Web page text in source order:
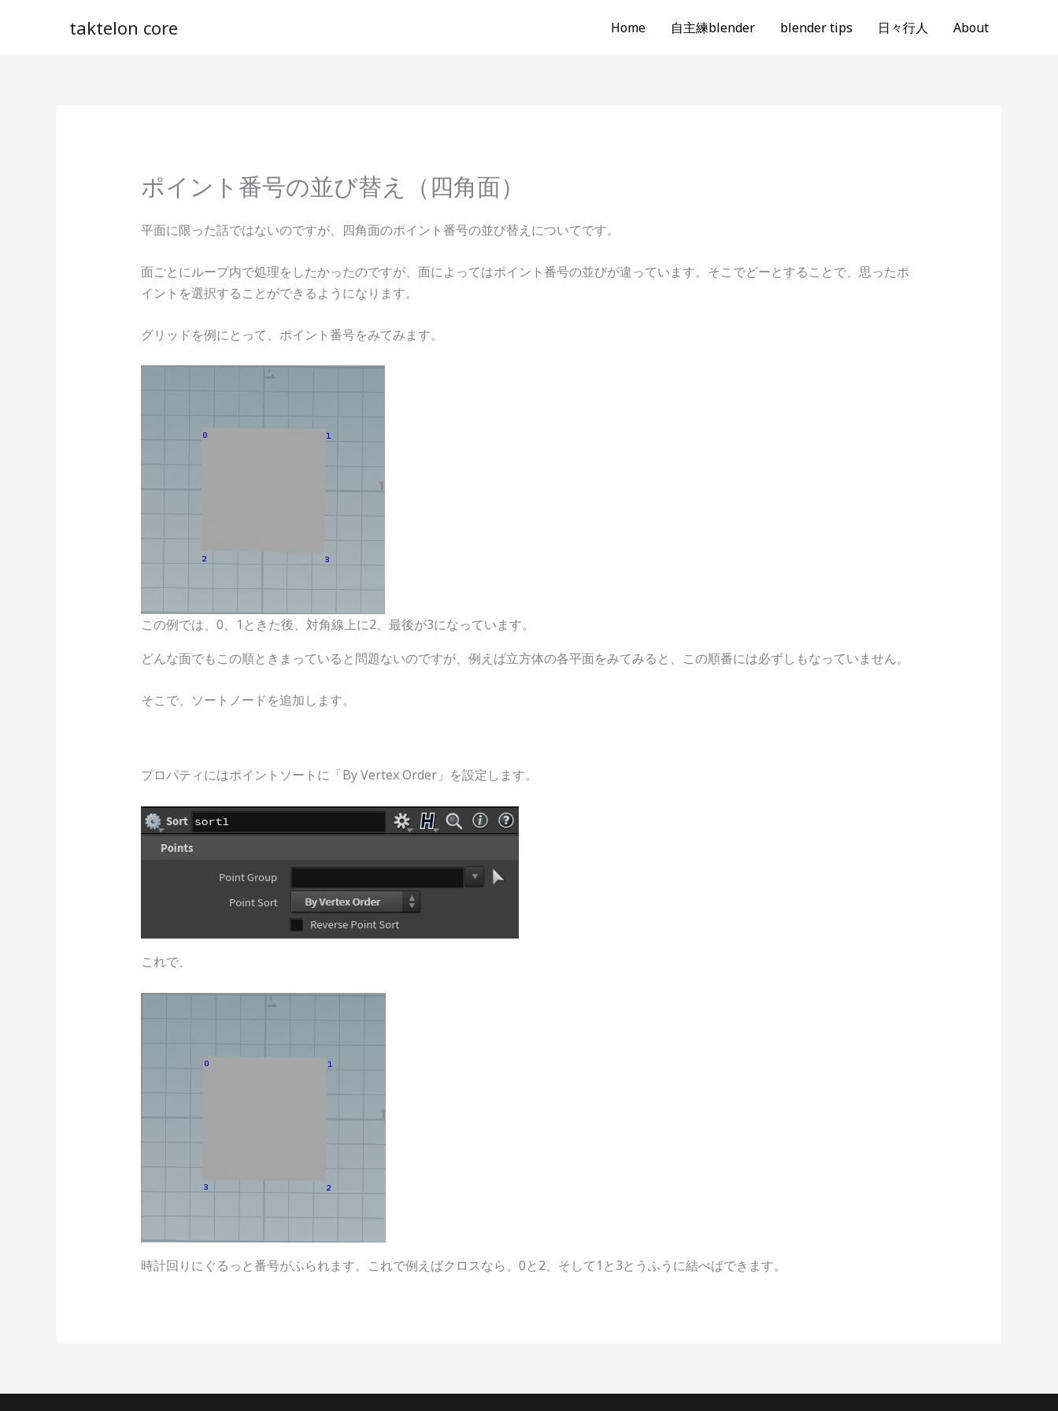
taktelon core Home 自主練blender blender tips 日々行人 About
ポイント番号の並び替え（四角面）
平面に限った話ではないのですが、四角面のポイント番号の並び替えについてです。
面ごとにループ内で処理をしたかったのですが、面によってはポイント番号の並びが違っています。そこでどーとすることで、思ったポ
イントを選択することができるようになります。
グリッドを例にとって、ポイント番号をみてみます。
この例では、0、1ときた後、対角線上に2、最後が3になっています。
どんな面でもこの順ときまっていると問題ないのですが、例えば立方体の各平面をみてみると、この順番には必ずしもなっていません。
そこで、ソートノードを追加します。
プロパティにはポイントソートに「By Vertex Order」を設定します。
これで、
時計回りにぐるっと番号がふられます。これで例えばクロスなら、0と2、そして1と3とうふうに結べばできます。